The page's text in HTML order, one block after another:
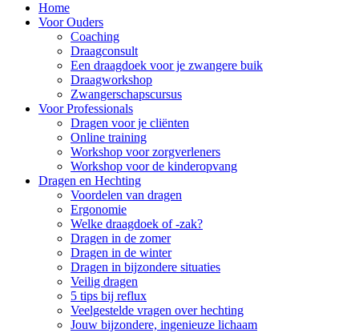
Home
Voor Ouders
Coaching
Draagconsult
Een draagdoek voor je zwangere buik
Draagworkshop
Zwangerschapscursus
Voor Professionals
Dragen voor je cliënten
Online training
Workshop voor zorgverleners
Workshop voor de kinderopvang
Dragen en Hechting
Voordelen van dragen
Ergonomie
Welke draagdoek of -zak?
Dragen in de zomer
Dragen in de winter
Dragen in bijzondere situaties
Veilig dragen
5 tips bij reflux
Veelgestelde vragen over hechting
Jouw bijzondere, ingenieuze lichaam